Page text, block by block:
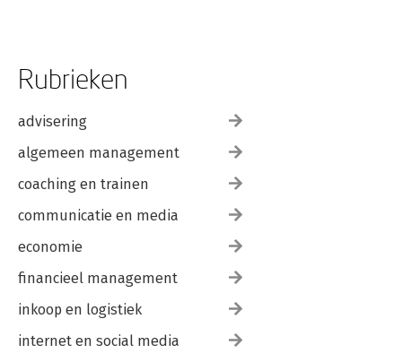
Rubrieken
advisering
algemeen management
coaching en trainen
communicatie en media
economie
financieel management
inkoop en logistiek
internet en social media